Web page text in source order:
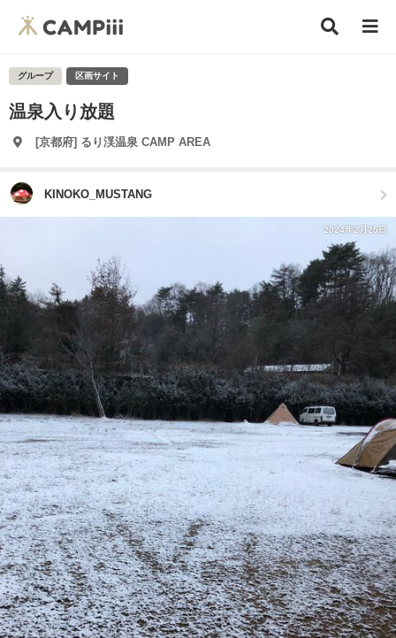
グループ 区画サイト
温泉入り放題
[京都府] るり渓温泉 CAMP AREA
KINOKO_MUSTANG
2024年2月25日